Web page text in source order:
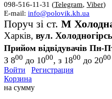
098-516-11-31 (Telegram, Viber)
E-mail: info@polovik.kh.ua
Поруч зі ст. М
Харків, вул.
Прийом відвідувачів Пн-
З 800 до 1000, з 1800 до 2000
Войти
Регистрация
Корзина
на сумму